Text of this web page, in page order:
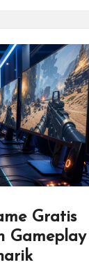
Gratis
Gameplay